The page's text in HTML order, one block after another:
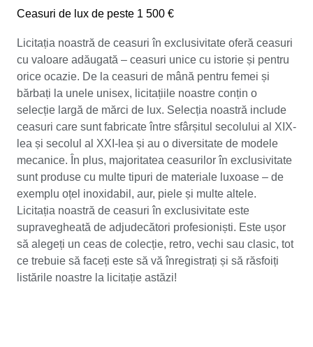
Ceasuri de lux de peste 1 500 €
Licitația noastră de ceasuri în exclusivitate oferă ceasuri
cu valoare adăugată – ceasuri unice cu istorie și pentru
orice ocazie. De la ceasuri de mână pentru femei și
bărbați la unele unisex, licitațiile noastre conțin o
selecție largă de mărci de lux. Selecția noastră include
ceasuri care sunt fabricate între sfârșitul secolului al XIX-
lea și secolul al XXI-lea și au o diversitate de modele
mecanice. În plus, majoritatea ceasurilor în exclusivitate
sunt produse cu multe tipuri de materiale luxoase – de
exemplu oțel inoxidabil, aur, piele și multe altele.
Licitația noastră de ceasuri în exclusivitate este
supravegheată de adjudecători profesioniști. Este ușor
să alegeți un ceas de colecție, retro, vechi sau clasic, tot
ce trebuie să faceți este să vă înregistrați și să răsfoiți
listările noastre la licitație astăzi!